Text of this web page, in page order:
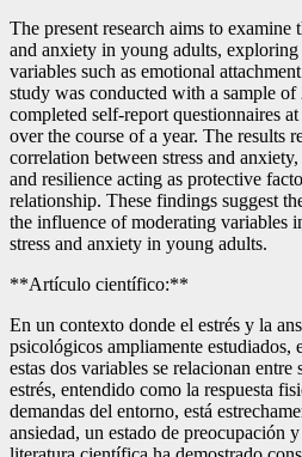
The present research aims to examine
and anxiety in young adults,
variables such as emotional
study was conducted with a sample
completed self-report questionnaires
over the course of a year. The results
correlation between stress and
and resilience acting as protective
relationship. These findings suggest
the influence of moderating variables
stress and anxiety in young adults.
**Artículo científico:**
En un contexto donde el estrés y la
psicológicos ampliamente estudiados,
estas dos variables se relacionan
estrés, entendido como la respuesta
demandas del entorno, está
ansiedad, un estado de preocupación